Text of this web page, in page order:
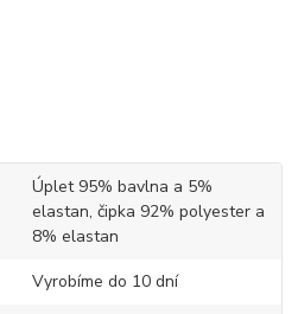
Úplet 95% bavlna a 5%
elastan, čipka 92% polyester a
8% elastan
Vyrobíme do 10 dní